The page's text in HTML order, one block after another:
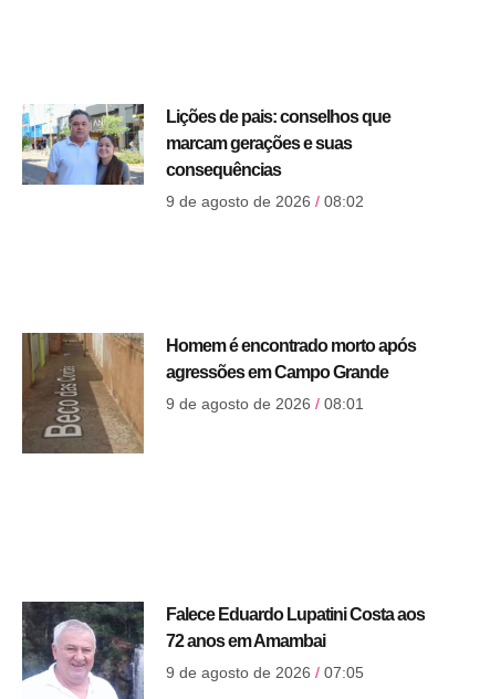
Lições de pais: conselhos que
marcam gerações e suas
consequências
9 de agosto de 2026 08:02
Homem é encontrado morto após
agressões em Campo Grande
9 de agosto de 2026 08:01
Falece Eduardo Lupatini Costa aos
72 anos em Amambai
9 de agosto de 2026 07:05